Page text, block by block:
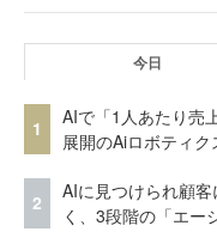
今日
1
AIで「1人あたり売
展開のAiロボティ
2
AIに見つけられ顧
く、3段階の「エー